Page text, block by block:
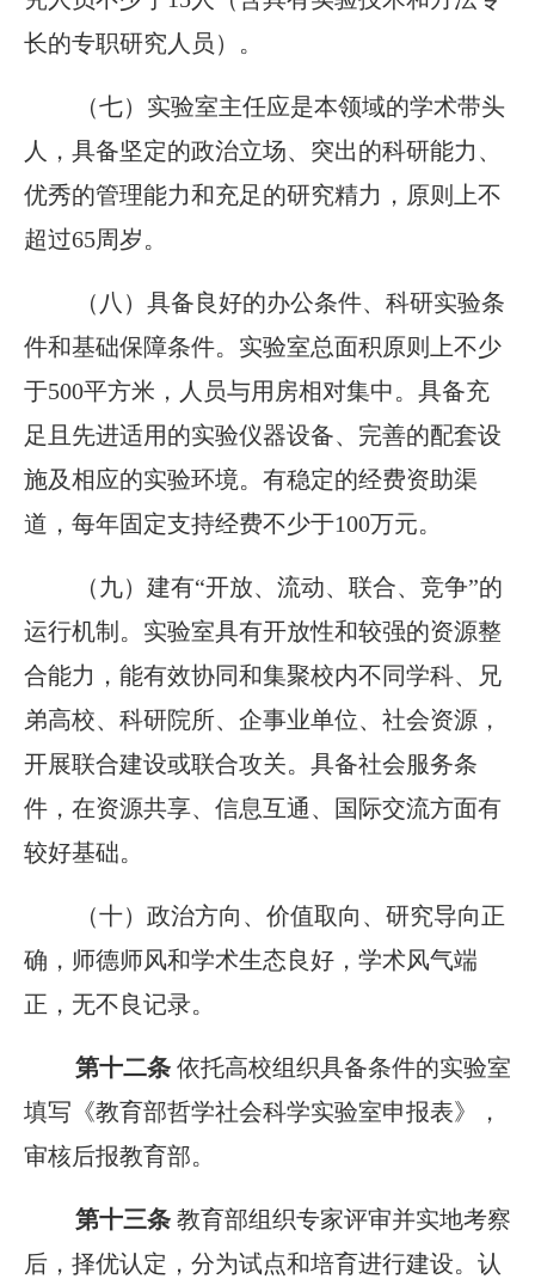
长的专职研究人员）。
（七）实验室主任应是本领域的学术带头
人，具备坚定的政治立场、突出的科研能力、
优秀的管理能力和充足的研究精力，原则上不
超过65周岁。
（八）具备良好的办公条件、科研实验条
件和基础保障条件。实验室总面积原则上不少
于500平方米，人员与用房相对集中。具备充
足且先进适用的实验仪器设备、完善的配套设
施及相应的实验环境。有稳定的经费资助渠
道，每年固定支持经费不少于100万元。
（九）建有“开放、流动、联合、竞争”的
运行机制。实验室具有开放性和较强的资源整
合能力，能有效协同和集聚校内不同学科、兄
弟高校、科研院所、企事业单位、社会资源，
开展联合建设或联合攻关。具备社会服务条
件，在资源共享、信息互通、国际交流方面有
较好基础。
（十）政治方向、价值取向、研究导向正
确，师德师风和学术生态良好，学术风气端
正，无不良记录。
第十二条 依托高校组织具备条件的实验室
填写《教育部哲学社会科学实验室申报表》，
审核后报教育部。
第十三条 教育部组织专家评审并实地考察
后，择优认定，分为试点和培育进行建设。认